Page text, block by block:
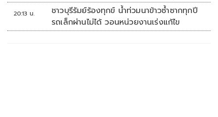
20:13 น.
ชาวบุรีรัมย์ร้องทุกข์ น้ำท่วมนาข้าวซ้ำซากทุกปี
รถเล็กผ่านไม่ได้ วอนหน่วยงานเร่งแก้ไข